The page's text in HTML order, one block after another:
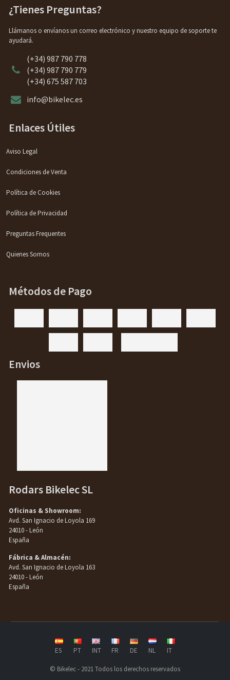
¿Tienes Preguntas?
Llámanos o envíanos un correo electrónico y nuestro equipo de soporte te
ayudará.
(+34) 987 790 778
(+34) 987 790 779
(+34) 675 587 703
info@bikelec.es
Enlaces Útiles
Aviso Legal
Condiciones de Venta
Política de Cookies
Política de Privacidad
Preguntas Frequentes
Quienes Somos
Métodos de Pago
Envios
Rodars Bikelec SL
Oficinas & Showroom:
Avd. San Ignacio de Loyola 169
24010 - León
España
Fábrica & Almacén:
Avd. San Ignacio de Loyola 163
24010 - León
España
ES PT INT FR DE NL IT
© Bikelec - 2021 Todos los derechos reservados